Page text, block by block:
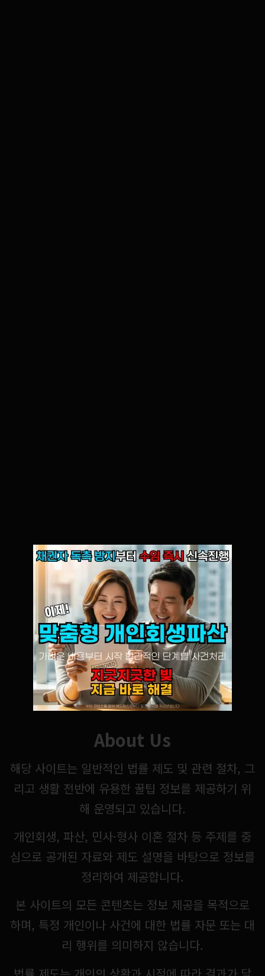
About Us
해당 사이트는 일반적인 법률 제도 및 관련 절차, 그
리고 생활 전반에 유용한 꿀팁 정보를 제공하기 위
해 운영되고 있습니다.
개인회생, 파산, 민사·형사 이혼 절차 등 주제를 중
심으로 공개된 자료와 제도 설명을 바탕으로 정보를
정리하여 제공합니다.
본 사이트의 모든 콘텐츠는 정보 제공을 목적으로
하며, 특정 개인이나 사건에 대한 법률 자문 또는 대
리 행위를 의미하지 않습니다.